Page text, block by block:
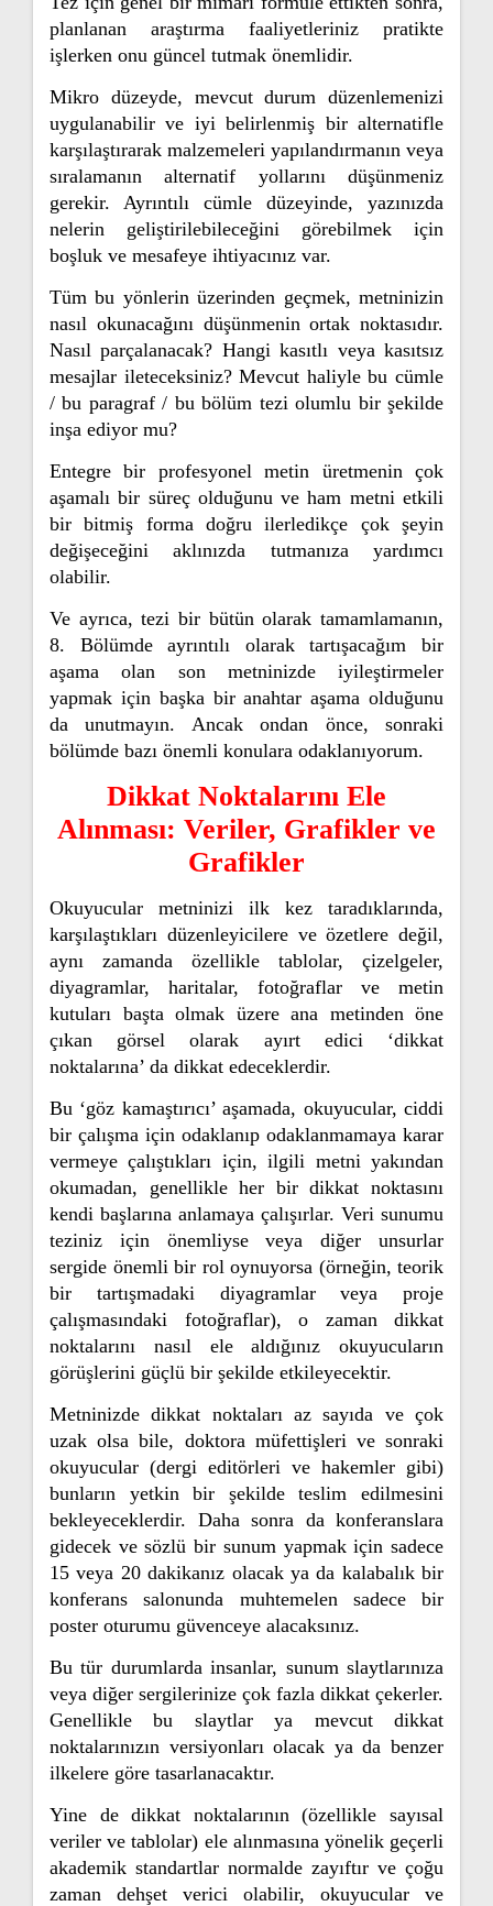
planlanan araştırma faaliyetleriniz pratikte
işlerken onu güncel tutmak önemlidir.
Mikro düzeyde, mevcut durum düzenlemenizi
uygulanabilir ve iyi belirlenmiş bir alternatifle
karşılaştırarak malzemeleri yapılandırmanın veya
sıralamanın alternatif yollarını düşünmeniz
gerekir. Ayrıntılı cümle düzeyinde, yazınızda
nelerin geliştirilebileceğini görebilmek için
boşluk ve mesafeye ihtiyacınız var.
Tüm bu yönlerin üzerinden geçmek, metninizin
nasıl okunacağını düşünmenin ortak noktasıdır.
Nasıl parçalanacak? Hangi kasıtlı veya kasıtsız
mesajlar ileteceksiniz? Mevcut haliyle bu cümle
/ bu paragraf / bu bölüm tezi olumlu bir şekilde
inşa ediyor mu?
Entegre bir profesyonel metin üretmenin çok
aşamalı bir süreç olduğunu ve ham metni etkili
bir bitmiş forma doğru ilerledikçe çok şeyin
değişeceğini aklınızda tutmanıza yardımcı
olabilir.
Ve ayrıca, tezi bir bütün olarak tamamlamanın,
8. Bölümde ayrıntılı olarak tartışacağım bir
aşama olan son metninizde iyileştirmeler
yapmak için başka bir anahtar aşama olduğunu
da unutmayın. Ancak ondan önce, sonraki
bölümde bazı önemli konulara odaklanıyorum.
Dikkat Noktalarını Ele
Alınması: Veriler, Grafikler ve
Grafikler
Okuyucular metninizi ilk kez taradıklarında,
karşılaştıkları düzenleyicilere ve özetlere değil,
aynı zamanda özellikle tablolar, çizelgeler,
diyagramlar, haritalar, fotoğraflar ve metin
kutuları başta olmak üzere ana metinden öne
çıkan görsel olarak ayırt edici ‘dikkat
noktalarına’ da dikkat edeceklerdir.
Bu ‘göz kamaştırıcı’ aşamada, okuyucular, ciddi
bir çalışma için odaklanıp odaklanmamaya karar
vermeye çalıştıkları için, ilgili metni yakından
okumadan, genellikle her bir dikkat noktasını
kendi başlarına anlamaya çalışırlar. Veri sunumu
teziniz için önemliyse veya diğer unsurlar
sergide önemli bir rol oynuyorsa (örneğin, teorik
bir tartışmadaki diyagramlar veya proje
çalışmasındaki fotoğraflar), o zaman dikkat
noktalarını nasıl ele aldığınız okuyucuların
görüşlerini güçlü bir şekilde etkileyecektir.
Metninizde dikkat noktaları az sayıda ve çok
uzak olsa bile, doktora müfettişleri ve sonraki
okuyucular (dergi editörleri ve hakemler gibi)
bunların yetkin bir şekilde teslim edilmesini
bekleyeceklerdir. Daha sonra da konferanslara
gidecek ve sözlü bir sunum yapmak için sadece
15 veya 20 dakikanız olacak ya da kalabalık bir
konferans salonunda muhtemelen sadece bir
poster oturumu güvenceye alacaksınız.
Bu tür durumlarda insanlar, sunum slaytlarınıza
veya diğer sergilerinize çok fazla dikkat çekerler.
Genellikle bu slaytlar ya mevcut dikkat
noktalarınızın versiyonları olacak ya da benzer
ilkelere göre tasarlanacaktır.
Yine de dikkat noktalarının (özellikle sayısal
veriler ve tablolar) ele alınmasına yönelik geçerli
akademik standartlar normalde zayıftır ve çoğu
zaman dehşet verici olabilir, okuyucular ve